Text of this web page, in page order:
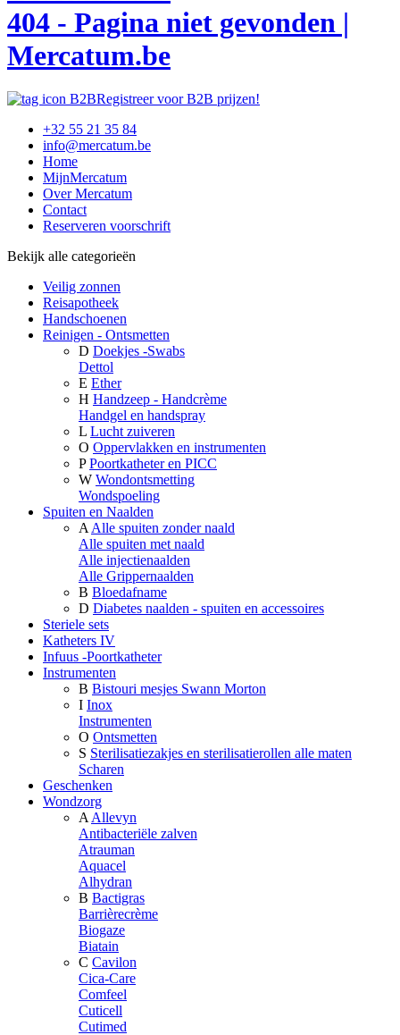
404 - Pagina niet gevonden |
Mercatum.be
Registreer voor B2B prijzen!
+32 55 21 35 84
info@mercatum.be
Home
MijnMercatum
Over Mercatum
Contact
Reserveren voorschrift
Bekijk alle categorieën
Veilig zonnen
Reisapotheek
Handschoenen
Reinigen - Ontsmetten
D Doekjes -Swabs
Dettol
E Ether
H Handzeep - Handcrème
Handgel en handspray
L Lucht zuiveren
O Oppervlakken en instrumenten
P Poortkatheter en PICC
W Wondontsmetting
Wondspoeling
Spuiten en Naalden
A Alle spuiten zonder naald
Alle spuiten met naald
Alle injectienaalden
Alle Grippernaalden
B Bloedafname
D Diabetes naalden - spuiten en accessoires
Steriele sets
Katheters IV
Infuus -Poortkatheter
Instrumenten
B Bistouri mesjes Swann Morton
I Inox
Instrumenten
O Ontsmetten
S Sterilisatiezakjes en sterilisatierollen alle maten
Scharen
Geschenken
Wondzorg
A Allevyn
Antibacteriële zalven
Atrauman
Aquacel
Alhydran
B Bactigras
Barrièrecrème
Biogaze
Biatain
C Cavilon
Cica-Care
Comfeel
Cuticell
Cutimed